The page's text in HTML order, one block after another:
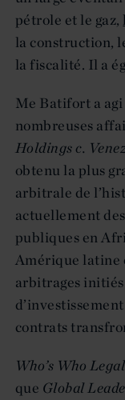
pétrole et le gaz,
la construction,
la fiscalité. Il a
Me Batifort a agi
nombreuses
Holdings c.
obtenu la plus
arbitrale de
actuellement
publiques en
Amérique latine
arbitrages
contrats
Who’s Who
que Global